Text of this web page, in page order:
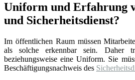
Uniform und Erfahrung
und Sicherheitsdienst?
Im öffentlichen Raum müssen
als solche erkennbar sein. Daher
beziehungsweise eine Uniform. Sie
Beschäftigungsnachweis des